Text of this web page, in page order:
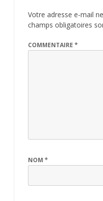
Votre adresse e-mail
champs obligatoires
COMMENTAIRE *
NOM *